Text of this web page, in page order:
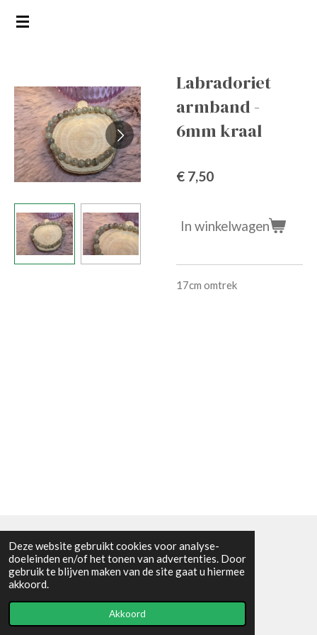
Deze website gebruikt cookies voor analyse-
doeleinden en/of het tonen van advertenties. Door
gebruik te blijven maken van de site gaat u hiermee
akkoord.
Akkoord
Ga
hoofdinhoud
Labradoriet
armband -
6mm kraal
€ 7,50
In winkelwagen
17cm omtrek
Algemene voorwaarden
© 2021 - RC en mineralenshop Het vlinderpad